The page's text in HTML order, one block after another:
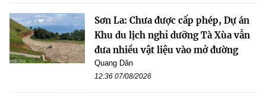
Sơn La: Chưa được cấp phép, Dự án
Khu du lịch nghỉ dưỡng Tà Xùa vẫn
đưa nhiều vật liệu vào mở đường
Quang Dân
12:36 07/08/2026